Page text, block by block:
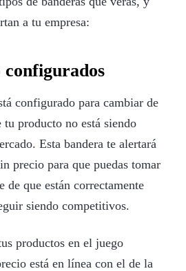
a tu empresa:
configurados
configurado para cambiar de
producto no está siendo
Esta bandera te alertará
precio para que puedas tomar
de que están correctamente
siendo competitivos.
productos en el juego
está en línea con el de la